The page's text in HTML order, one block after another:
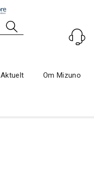
Aktuelt Om Mizuno